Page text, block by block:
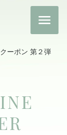
ーポン 第２弾